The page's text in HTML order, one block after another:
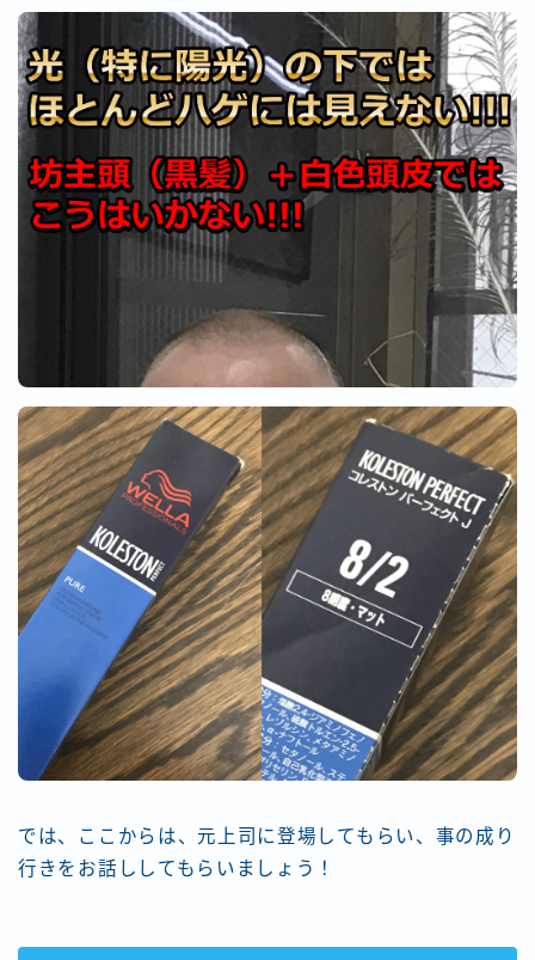
では、ここからは、元上司に登場してもらい、事の成り
行きをお話ししてもらいましょう！